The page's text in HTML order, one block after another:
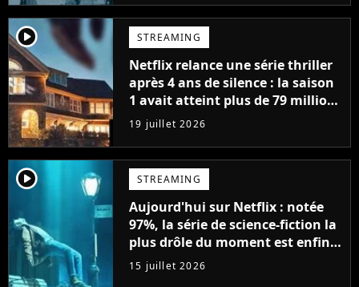
player2 STREAMING
Netflix relance une série thriller
après 4 ans de silence : la saison
1 avait atteint plus de 79 millions
de vues
19 juillet 2026
player2 STREAMING
Aujourd'hui sur Netflix : notée
97%, la série de science-fiction la
plus drôle du moment est enfin
de retour avec 8 nouveaux
épisodes
15 juillet 2026